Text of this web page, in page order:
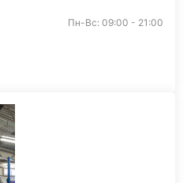
Пн-Вс: 09:00 - 21:00